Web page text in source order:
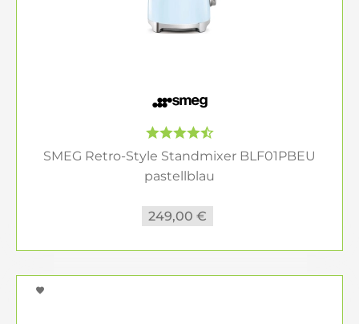
SMEG Retro-Style Standmixer BLF01PBEU
pastellblau
249,00 €